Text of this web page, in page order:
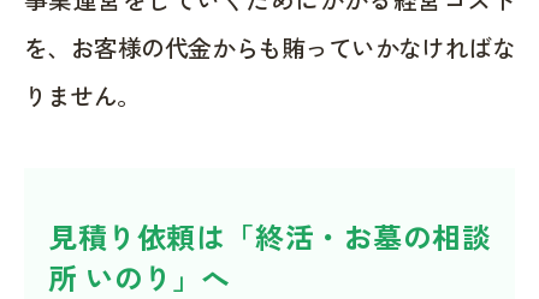
を、お客様の代金からも賄っていかなければな
りません。
見積り依頼は「終活・お墓の相談
所 いのり」へ